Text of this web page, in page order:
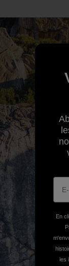
En
les